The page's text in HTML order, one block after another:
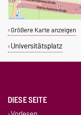
Größere Karte anzeigen
Universitätsplatz
DIESE SEITE